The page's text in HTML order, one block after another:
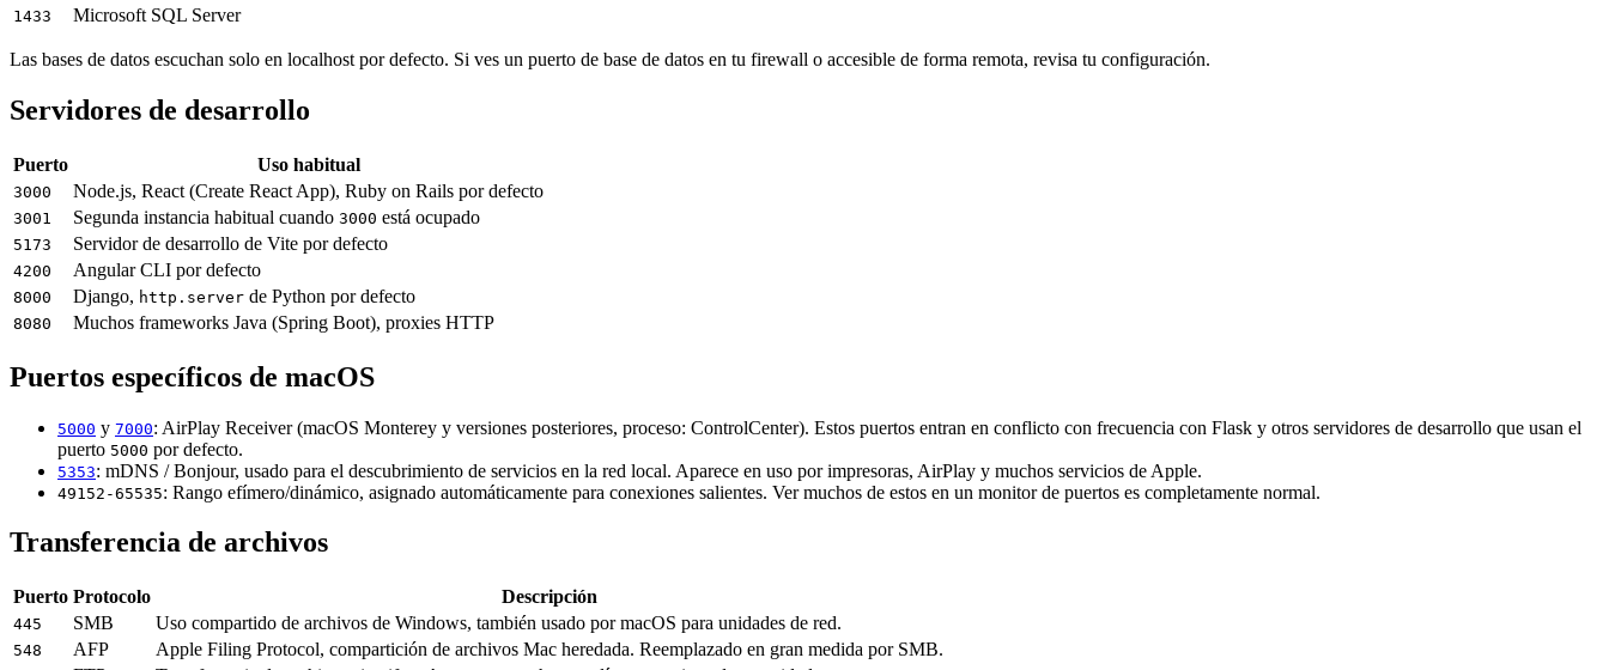
1433 Microsoft SQL Server
Las bases de datos escuchan solo en localhost por defecto. Si ves un puerto de base de datos en tu firewall o accesible de forma remota, revisa tu configuración.
Servidores de desarrollo
Puerto Uso habitual
3000 Node.js, React (Create React App), Ruby on Rails por defecto
3001 Segunda instancia habitual cuando 3000 está ocupado
5173 Servidor de desarrollo de Vite por defecto
4200 Angular CLI por defecto
8000 Django, http.server de Python por defecto
8080 Muchos frameworks Java (Spring Boot), proxies HTTP
Puertos específicos de macOS
5000 y 7000: AirPlay Receiver (macOS Monterey y versiones posteriores, proceso: ControlCenter). Estos puertos entran en conflicto con frecuencia con Flask y otros servidores de desarrollo que usan el
puerto 5000 por defecto.
5353: mDNS / Bonjour, usado para el descubrimiento de servicios en la red local. Aparece en uso por impresoras, AirPlay y muchos servicios de Apple.
49152-65535: Rango efímero/dinámico, asignado automáticamente para conexiones salientes. Ver muchos de estos en un monitor de puertos es completamente normal.
Transferencia de archivos
Puerto Protocolo Descripción
445 SMB Uso compartido de archivos de Windows, también usado por macOS para unidades de red.
548 AFP Apple Filing Protocol, compartición de archivos Mac heredada. Reemplazado en gran medida por SMB.